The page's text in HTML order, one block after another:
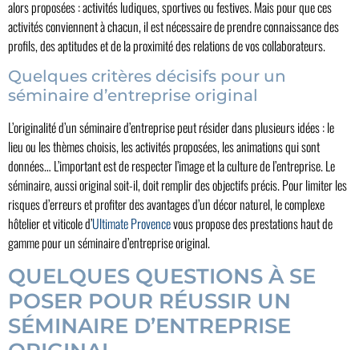
alors proposées : activités ludiques, sportives ou festives. Mais pour que ces
activités conviennent à chacun, il est nécessaire de prendre connaissance des
profils, des aptitudes et de la proximité des relations de vos collaborateurs.
Quelques critères décisifs pour un
séminaire d’entreprise original
L’originalité d’un séminaire d’entreprise peut résider dans plusieurs idées : le
lieu ou les thèmes choisis, les activités proposées, les animations qui sont
données… L’important est de respecter l’image et la culture de l’entreprise. Le
séminaire, aussi original soit-il, doit remplir des objectifs précis. Pour limiter les
risques d’erreurs et profiter des avantages d’un décor naturel, le complexe
hôtelier et viticole d’Ultimate Provencevous propose des prestations haut de
gamme pour un séminaire d’entreprise original.
QUELQUES QUESTIONS À SE
POSER POUR RÉUSSIR UN
SÉMINAIRE D’ENTREPRISE